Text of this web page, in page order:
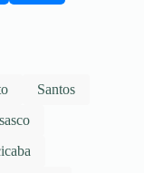
Santos